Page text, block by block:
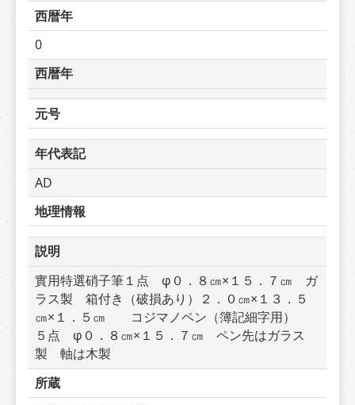
西暦年
0
西暦年
元号
年代表記
AD
地理情報
説明
實用特選硝子筆１点　φ０．８㎝×１５．７㎝　ガ
ラス製　箱付き（破損あり）２．０㎝×１３．５
㎝×１．５㎝　　コジマノペン（簿記細字用）
５点　φ０．８㎝×１５．７㎝　ペン先はガラス
製　軸は木製
所蔵